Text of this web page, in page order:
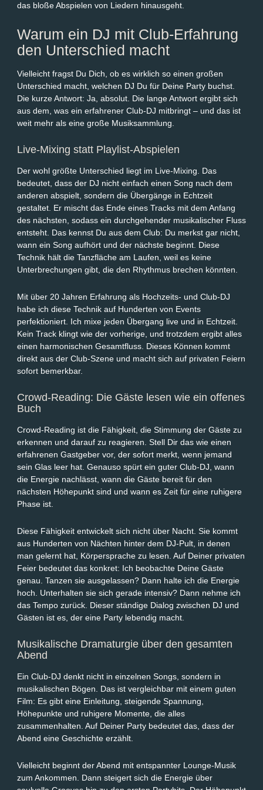
das bloße Abspielen von Liedern hinausgeht.
Warum ein DJ mit Club-Erfahrung
den Unterschied macht
Vielleicht fragst Du Dich, ob es wirklich so einen großen
Unterschied macht, welchen DJ Du für Deine Party buchst.
Die kurze Antwort: Ja, absolut. Die lange Antwort ergibt sich
aus dem, was ein erfahrener Club-DJ mitbringt – und das ist
weit mehr als eine große Musiksammlung.
Live-Mixing statt Playlist-Abspielen
Der wohl größte Unterschied liegt im Live-Mixing. Das
bedeutet, dass der DJ nicht einfach einen Song nach dem
anderen abspielt, sondern die Übergänge in Echtzeit
gestaltet. Er mischt das Ende eines Tracks mit dem Anfang
des nächsten, sodass ein durchgehender musikalischer Fluss
entsteht. Das kennst Du aus dem Club: Du merkst gar nicht,
wann ein Song aufhört und der nächste beginnt. Diese
Technik hält die Tanzfläche am Laufen, weil es keine
Unterbrechungen gibt, die den Rhythmus brechen könnten.
Mit über 20 Jahren Erfahrung als Hochzeits- und Club-DJ
habe ich diese Technik auf Hunderten von Events
perfektioniert. Ich mixe jeden Übergang live und in Echtzeit.
Kein Track klingt wie der vorherige, und trotzdem ergibt alles
einen harmonischen Gesamtfluss. Dieses Können kommt
direkt aus der Club-Szene und macht sich auf privaten Feiern
sofort bemerkbar.
Crowd-Reading: Die Gäste lesen wie ein offenes
Buch
Crowd-Reading ist die Fähigkeit, die Stimmung der Gäste zu
erkennen und darauf zu reagieren. Stell Dir das wie einen
erfahrenen Gastgeber vor, der sofort merkt, wenn jemand
sein Glas leer hat. Genauso spürt ein guter Club-DJ, wann
die Energie nachlässt, wann die Gäste bereit für den
nächsten Höhepunkt sind und wann es Zeit für eine ruhigere
Phase ist.
Diese Fähigkeit entwickelt sich nicht über Nacht. Sie kommt
aus Hunderten von Nächten hinter dem DJ-Pult, in denen
man gelernt hat, Körpersprache zu lesen. Auf Deiner privaten
Feier bedeutet das konkret: Ich beobachte Deine Gäste
genau. Tanzen sie ausgelassen? Dann halte ich die Energie
hoch. Unterhalten sie sich gerade intensiv? Dann nehme ich
das Tempo zurück. Dieser ständige Dialog zwischen DJ und
Gästen ist es, der eine Party lebendig macht.
Musikalische Dramaturgie über den gesamten
Abend
Ein Club-DJ denkt nicht in einzelnen Songs, sondern in
musikalischen Bögen. Das ist vergleichbar mit einem guten
Film: Es gibt eine Einleitung, steigende Spannung,
Höhepunkte und ruhigere Momente, die alles
zusammenhalten. Auf Deiner Party bedeutet das, dass der
Abend eine Geschichte erzählt.
Vielleicht beginnt der Abend mit entspannter Lounge-Musik
zum Ankommen. Dann steigert sich die Energie über